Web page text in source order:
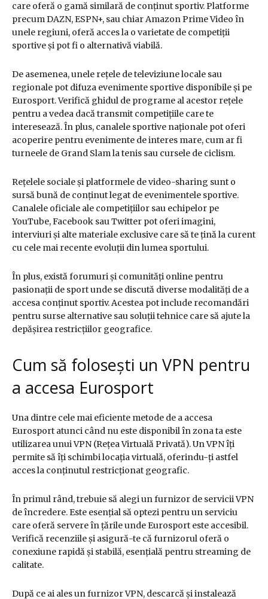
care oferă o gamă similară de conținut sportiv. Platforme
precum DAZN, ESPN+, sau chiar Amazon Prime Video în
unele regiuni, oferă acces la o varietate de competiții
sportive și pot fi o alternativă viabilă.
De asemenea, unele rețele de televiziune locale sau
regionale pot difuza evenimente sportive disponibile și pe
Eurosport. Verifică ghidul de programe al acestor rețele
pentru a vedea dacă transmit competițiile care te
interesează. În plus, canalele sportive naționale pot oferi
acoperire pentru evenimente de interes mare, cum ar fi
turneele de Grand Slam la tenis sau cursele de ciclism.
Rețelele sociale și platformele de video-sharing sunt o
sursă bună de conținut legat de evenimentele sportive.
Canalele oficiale ale competițiilor sau echipelor pe
YouTube, Facebook sau Twitter pot oferi imagini,
interviuri și alte materiale exclusive care să te țină la curent
cu cele mai recente evoluții din lumea sportului.
În plus, există forumuri și comunități online pentru
pasionații de sport unde se discută diverse modalități de a
accesa conținut sportiv. Acestea pot include recomandări
pentru surse alternative sau soluții tehnice care să ajute la
depășirea restricțiilor geografice.
Cum să folosești un VPN pentru
a accesa Eurosport
Una dintre cele mai eficiente metode de a accesa
Eurosport atunci când nu este disponibil în zona ta este
utilizarea unui VPN (Rețea Virtuală Privată). Un VPN îți
permite să îți schimbi locația virtuală, oferindu-ți astfel
acces la conținutul restricționat geografic.
În primul rând, trebuie să alegi un furnizor de servicii VPN
de încredere. Este esențial să optezi pentru un serviciu
care oferă servere în țările unde Eurosport este accesibil.
Verifică recenziile și asigură-te că furnizorul oferă o
conexiune rapidă și stabilă, esențială pentru streaming de
calitate.
După ce ai ales un furnizor VPN, descarcă și instalează